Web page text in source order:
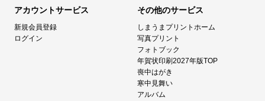
アカウントサービス
新規会員登録
ログイン
その他のサービス
しまうまプリントホーム
写真プリント
フォトブック
年賀状印刷2027年版TOP
喪中はがき
寒中見舞い
アルバム